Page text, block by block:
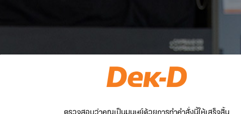
ตรวจสอบว่าคุณเป็นมนุษย์ด้วยการทำคำสั่งนี้ให้เสร็จสิ้น